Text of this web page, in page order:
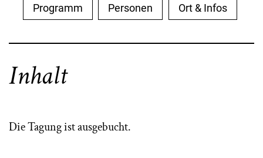
Programm Personen Ort & Infos
Inhalt
Die Tagung ist ausgebucht.